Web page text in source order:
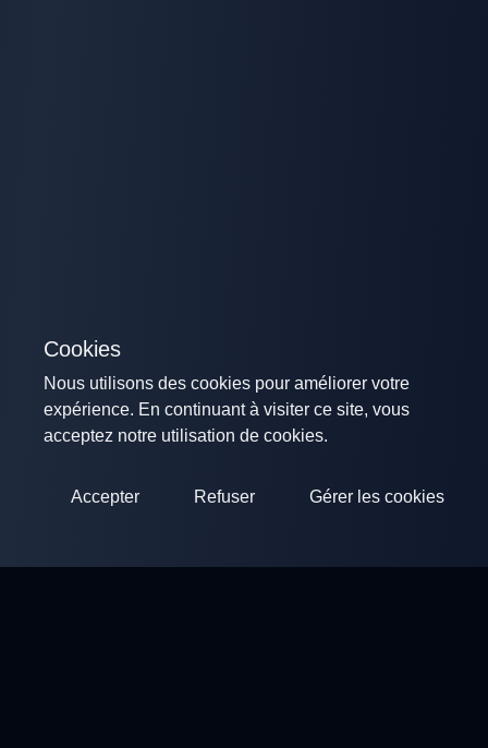
Cookies
Nous utilisons des cookies pour améliorer votre
expérience. En continuant à visiter ce site, vous
acceptez notre utilisation de cookies.
Accepter Refuser Gérer les cookies